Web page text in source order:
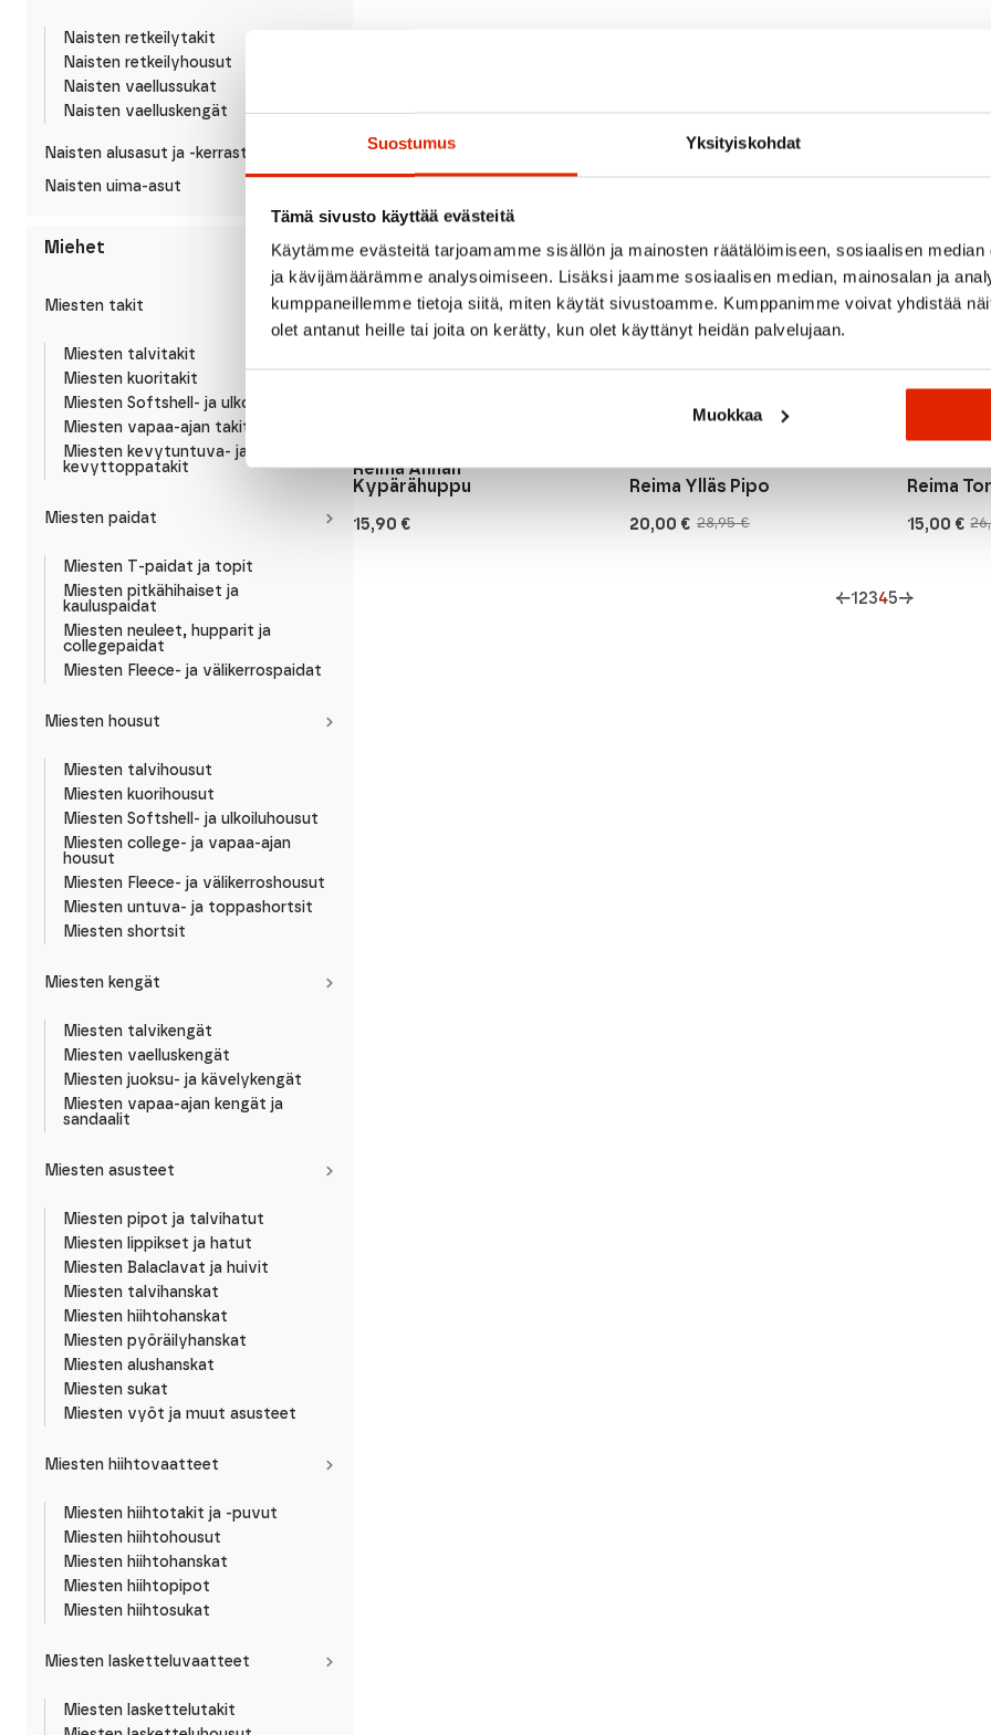
Suostumus Yksityiskohdat
Tämä sivusto käyttää evästeitä
Käytämme evästeitä tarjoamamme sisällön ja mainosten räätälöimiseen, sosiaalisen
ja kävijämäärämme analysoimiseen. Lisäksi jaamme sosiaalisen median, mainosalan ja
kumppaneillemme tietoja siitä, miten käytät sivustoamme. Kumppanimme voivat yhdistää
olet antanut heille tai joita on kerätty, kun olet käyttänyt heidän palvelujaan.
Muokkaa
Naisten retkeilytakit
Naisten retkeilyhousut
Naisten vaellussukat
Naisten vaelluskengät
Naisten alusasut ja -kerrastot
Naisten uima-asut
Miehet
Miesten takit
Miesten talvitakit
Miesten kuoritakit
Miesten Softshell- ja ulkoilutakit
Miesten vapaa-ajan takit ja liivit
Miesten kevytuntuva- ja
kevyttoppatakit
Miesten paidat
Miesten T-paidat ja topit
Miesten pitkähihaiset ja
kauluspaidat
Miesten neuleet, hupparit ja
collegepaidat
Miesten Fleece- ja välikerrospaidat
Miesten housut
Miesten talvihousut
Miesten kuorihousut
Miesten Softshell- ja ulkoiluhousut
Miesten college- ja vapaa-ajan
housut
Miesten Fleece- ja välikerroshousut
Miesten untuva- ja toppashortsit
Miesten shortsit
Miesten kengät
Miesten talvikengät
Miesten vaelluskengät
Miesten juoksu- ja kävelykengät
Miesten vapaa-ajan kengät ja
sandaalit
Miesten asusteet
Miesten pipot ja talvihatut
Miesten lippikset ja hatut
Miesten Balaclavat ja huivit
Miesten talvihanskat
Miesten hiihtohanskat
Miesten pyöräilyhanskat
Miesten alushanskat
Miesten sukat
Miesten vyöt ja muut asusteet
Miesten hiihtovaatteet
Miesten hiihtotakit ja -puvut
Miesten hiihtohousut
Miesten hiihtohanskat
Miesten hiihtopipot
Miesten hiihtosukat
Miesten lasketteluvaatteet
Miesten laskettelutakit
15,90 €
Reima Annan
Kypärähuppu
28,95€
Alkuperäinen
20,00 €
Nykyinen
Reima Ylläs Pipo
15,00 €
Nykyinen
Reima
←12345→